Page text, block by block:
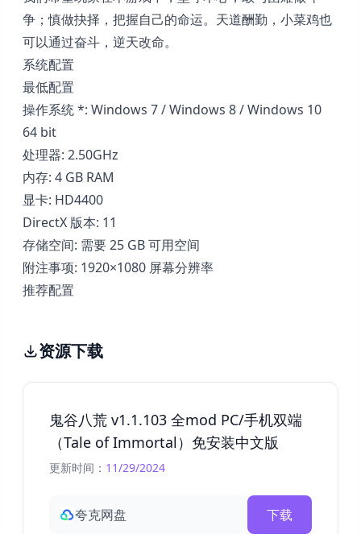
争；慎做抉择，把握自己的命运。天道酬勤，小菜鸡也
可以通过奋斗，逆天改命。
系统配置
最低配置
操作系统 *: Windows 7 / Windows 8 / Windows 10
64 bit
处理器: 2.50GHz
内存: 4 GB RAM
显卡: HD4400
DirectX 版本: 11
存储空间: 需要 25 GB 可用空间
附注事项: 1920×1080 屏幕分辨率
推荐配置
资源下载
鬼谷八荒 v1.1.103 全mod PC/手机双端
（Tale of Immortal）免安装中文版
更新时间： 11/29/2024
夸克网盘 下载